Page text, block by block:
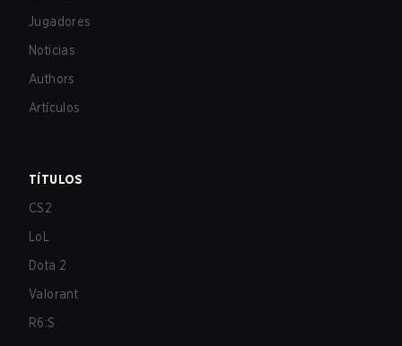
Jugadores
Noticias
Authors
Artículos
TÍTULOS
CS2
LoL
Dota 2
Valorant
R6:S